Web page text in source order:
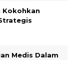
Kokohkan
Medis Dalam